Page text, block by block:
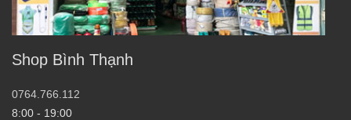
Shop Bình Thạnh
0764.766.112
8:00 - 19:00